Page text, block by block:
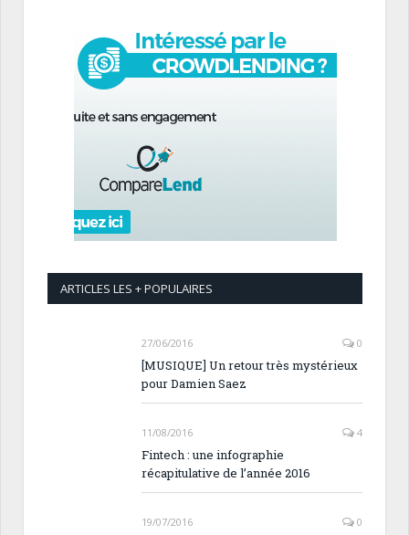
ARTICLES LES + POPULAIRES
27/06/2016 0
[MUSIQUE] Un retour très mystérieux
pour Damien Saez
11/08/2016 4
Fintech : une infographie
récapitulative de l’année 2016
19/07/2016 0